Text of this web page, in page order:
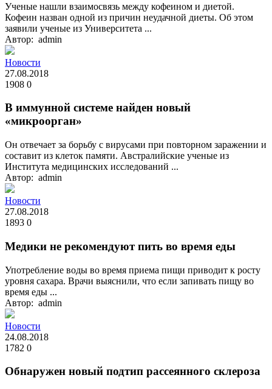
Ученые нашли взаимосвязь между кофеином и диетой.
Кофеин назван одной из причин неудачной диеты. Об этом
заявили ученые из Университета ...
Автор: admin
Новости
27.08.2018
1908 0
В иммунной системе найден новый
«микроорган»
Он отвечает за борьбу с вирусами при повторном заражении и
составит из клеток памяти. Австралийские ученые из
Института медицинских исследований ...
Автор: admin
Новости
27.08.2018
1893 0
Медики не рекомендуют пить во время еды
Употребление воды во время приема пищи приводит к росту
уровня сахара. Врачи выяснили, что если запивать пищу во
время еды ...
Автор: admin
Новости
24.08.2018
1782 0
Обнаружен новый подтип рассеянного склероза